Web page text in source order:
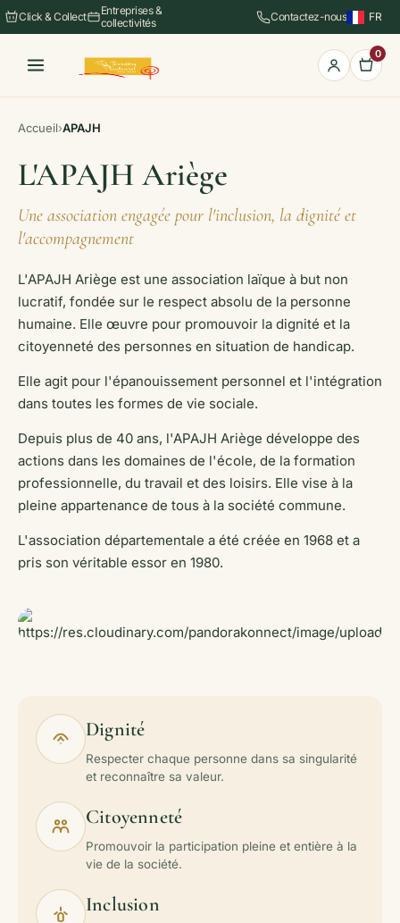
Click & Collect
Entreprises &
collectivités
Contactez-nous
FR
EN
ES
0
Accueil›APAJH
L'APAJH Ariège
Une association engagée pour l'inclusion, la dignité et
l'accompagnement
​L'APAJH Ariège est une association laïque à but non
lucratif, fondée sur le respect absolu de la personne
humaine. Elle œuvre pour promouvoir la dignité et la
citoyenneté des personnes en situation de handicap.
Elle agit pour l'épanouissement personnel et l'intégration
dans toutes les formes de vie sociale.
Depuis plus de 40 ans, l'APAJH Ariège développe des
actions dans les domaines de l'école, de la formation
professionnelle, du travail et des loisirs. Elle vise à la
pleine appartenance de tous à la société commune.
L'association départementale a été créée en 1968 et a
pris son véritable essor en 1980.
Dignité
Respecter chaque personne dans sa singularité
et reconnaître sa valeur.
Citoyenneté
Promouvoir la participation pleine et entière à la
vie de la société.
Inclusion